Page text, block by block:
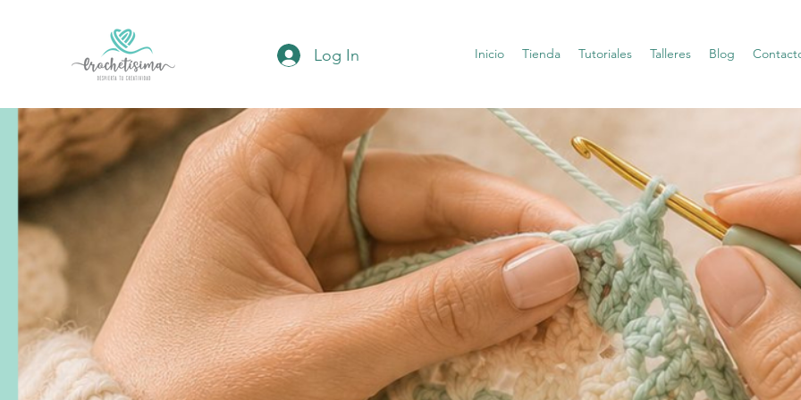
Log In Inicio Tienda Tutoriales Talleres Blog